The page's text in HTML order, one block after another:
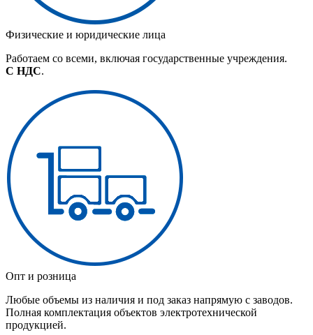
Физические и юридические лица
Работаем со всеми, включая государственные учреждения.
С НДС.
Опт и розница
Любые объемы из наличия и под заказ напрямую с заводов.
Полная комплектация объектов электротехнической
продукцией.